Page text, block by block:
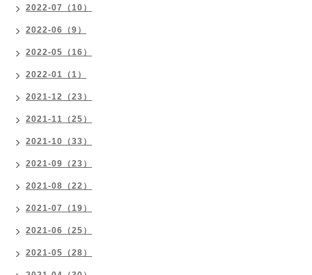
2022-07（10）
2022-06（9）
2022-05（16）
2022-01（1）
2021-12（23）
2021-11（25）
2021-10（33）
2021-09（23）
2021-08（22）
2021-07（19）
2021-06（25）
2021-05（28）